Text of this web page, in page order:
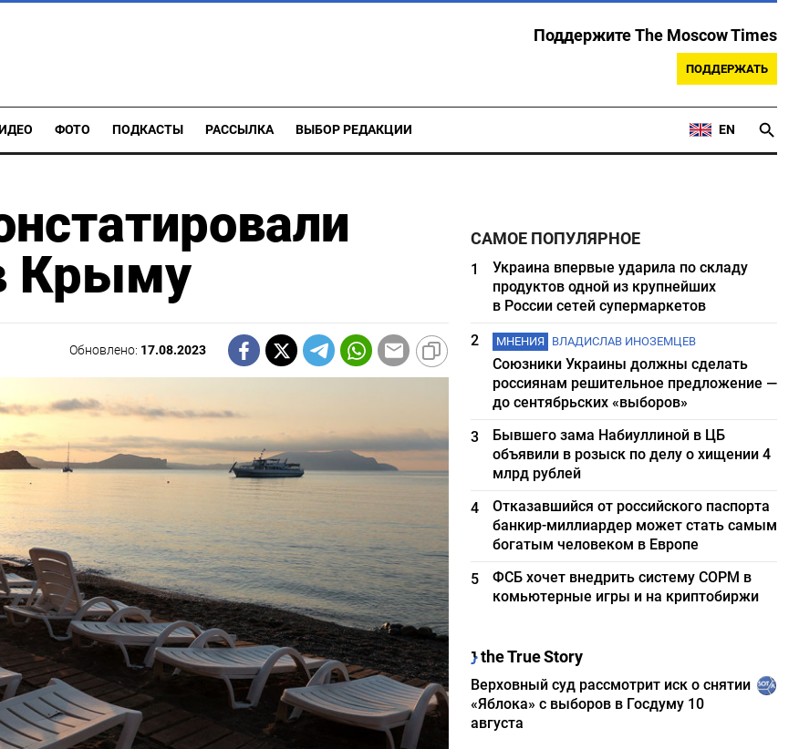
Поддержите The Moscow Times
ПОДДЕРЖАТЬ
ФОТО ПОДКАСТЫ РАССЫЛКА ВЫБОР РЕДАКЦИИ EN
Крыму
Обновлено: 17.08.2023
САМОЕ ПОПУЛЯРНОЕ
1
Украина впервые ударила по складу
продуктов одной из крупнейших
в России сетей супермаркетов
2
МНЕНИЯ ВЛАДИСЛАВ ИНОЗЕМЦЕВ
Союзники Украины должны сделать
россиянам решительное предложение —
до сентябрьских «выборов»
3
Бывшего зама Набиуллиной в ЦБ
объявили в розыск по делу о хищении 4
млрд рублей
4
Отказавшийся от российского паспорта
банкир-миллиардер может стать самым
богатым человеком в Европе
5
ФСБ хочет внедрить систему СОРМ в
комьютерные игры и на криптобиржи